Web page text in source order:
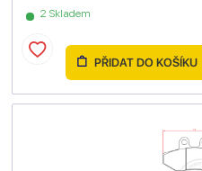
2 Skladem
PŘIDAT DO KOŠÍKU